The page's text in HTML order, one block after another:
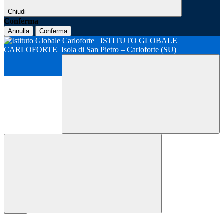
Chiudi
Conferma
Annulla Conferma
ISTITUTO GLOBALE
CARLOFORTE Isola di San Pietro – Carloforte (SU)